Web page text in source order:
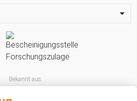
Bekannt aus: